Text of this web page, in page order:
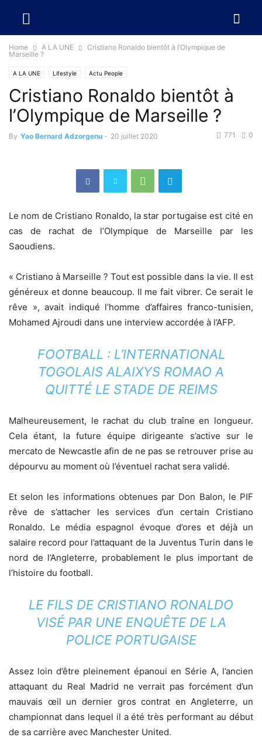
Home A LA UNE
Cristiano Ronaldo bientôt à l’Olympique de
Marseille ?
A LA UNE Lifestyle Actu People
Cristiano Ronaldo bientôt à
l’Olympique de Marseille ?
By Yao Bernard Adzorgenu - 20 juillet 2020 0
771
Le nom de Cristiano Ronaldo, la star portugaise est cité en
cas de rachat de l’Olympique de Marseille par les
Saoudiens.
« Cristiano à Marseille ? Tout est possible dans la vie. Il est
généreux et donne beaucoup. Il me fait vibrer. Ce serait le
rêve », avait indiqué l’homme d’affaires franco-tunisien,
Mohamed Ajroudi dans une interview accordée à l’AFP.
FOOTBALL : L’INTERNATIONAL
TOGOLAIS ALAIXYS ROMAO A
QUITTÉ LE STADE DE REIMS
Malheureusement, le rachat du club traîne en longueur.
Cela étant, la future équipe dirigeante s’active sur le
mercato de Newcastle afin de ne pas se retrouver prise au
dépourvu au moment où l’éventuel rachat sera validé.
Et selon les informations obtenues par Don Balon, le PIF
rêve de s’attacher les services d’un certain Cristiano
Ronaldo. Le média espagnol évoque d’ores et déjà un
salaire record pour l’attaquant de la Juventus Turin dans le
nord de l’Angleterre, probablement le plus important de
l’histoire du football.
LE FILS DE CRISTIANO RONALDO
VISÉ PAR UNE ENQUÊTE DE LA
POLICE PORTUGAISE
Assez loin d’être pleinement épanoui en Série A, l’ancien
attaquant du Real Madrid ne verrait pas forcément d’un
mauvais œil un dernier gros contrat en Angleterre, un
championnat dans lequel il a été très performant au début
de sa carrière avec Manchester United.